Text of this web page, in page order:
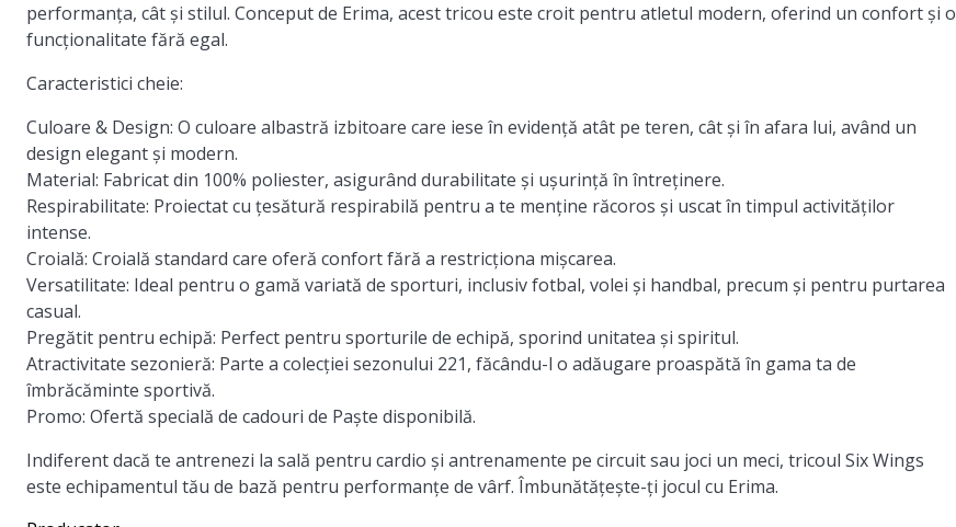
performanța, cât și stilul. Conceput de Erima, acest tricou este croit pentru atletul modern, oferind un confort și o
funcționalitate fără egal.
Caracteristici cheie:
Culoare & Design: O culoare albastră izbitoare care iese în evidență atât pe teren, cât și în afara lui, având un
design elegant și modern.
Material: Fabricat din 100% poliester, asigurând durabilitate și ușurință în întreținere.
Respirabilitate: Proiectat cu țesătură respirabilă pentru a te menține răcoros și uscat în timpul activităților
intense.
Croială: Croială standard care oferă confort fără a restricționa mișcarea.
Versatilitate: Ideal pentru o gamă variată de sporturi, inclusiv fotbal, volei și handbal, precum și pentru purtarea
casual.
Pregătit pentru echipă: Perfect pentru sporturile de echipă, sporind unitatea și spiritul.
Atractivitate sezonieră: Parte a colecției sezonului 221, făcându-l o adăugare proaspătă în gama ta de
îmbrăcăminte sportivă.
Promo: Ofertă specială de cadouri de Paște disponibilă.
Indiferent dacă te antrenezi la sală pentru cardio și antrenamente pe circuit sau joci un meci, tricoul Six Wings
este echipamentul tău de bază pentru performanțe de vârf. Îmbunătățește-ți jocul cu Erima.